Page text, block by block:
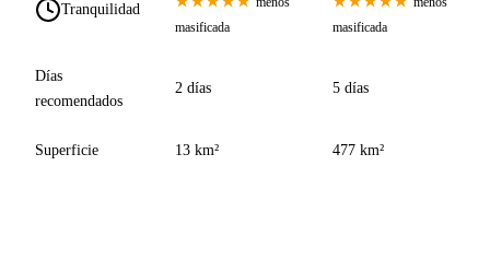
Tranquilidad
masificada
masificada
Días
recomendados
2 días 5 días
Superficie 13 km² 477 km²